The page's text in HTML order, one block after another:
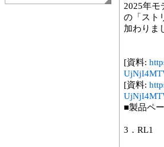
2025年モ
の「スト
加わりま
[資料:
[資料:
■製品ペー
3．RL1